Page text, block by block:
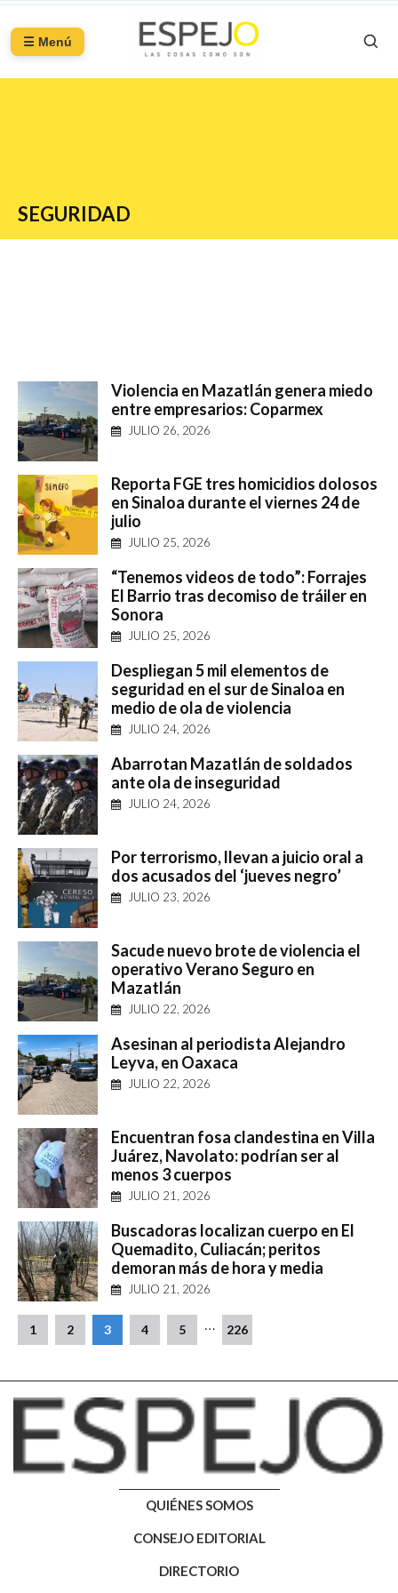
☰ Menú
SEGURIDAD
Violencia en Mazatlán genera miedo
entre empresarios: Coparmex
JULIO 26, 2026
Reporta FGE tres homicidios dolosos
en Sinaloa durante el viernes 24 de
julio
JULIO 25, 2026
“Tenemos videos de todo”: Forrajes
El Barrio tras decomiso de tráiler en
Sonora
JULIO 25, 2026
Despliegan 5 mil elementos de
seguridad en el sur de Sinaloa en
medio de ola de violencia
JULIO 24, 2026
Abarrotan Mazatlán de soldados
ante ola de inseguridad
JULIO 24, 2026
Por terrorismo, llevan a juicio oral a
dos acusados del ‘jueves negro’
JULIO 23, 2026
Sacude nuevo brote de violencia el
operativo Verano Seguro en
Mazatlán
JULIO 22, 2026
Asesinan al periodista Alejandro
Leyva, en Oaxaca
JULIO 22, 2026
Encuentran fosa clandestina en Villa
Juárez, Navolato: podrían ser al
menos 3 cuerpos
JULIO 21, 2026
Buscadoras localizan cuerpo en El
Quemadito, Culiacán; peritos
demoran más de hora y media
JULIO 21, 2026
1 2 3 4 5 … 226
QUIÉNES SOMOS
CONSEJO EDITORIAL
DIRECTORIO